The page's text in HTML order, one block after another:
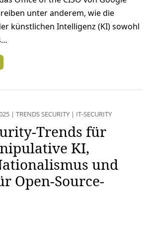
unter anderem, wie die
künstlichen Intelligenz (KI) sowohl
| TRENDS SECURITY | IT-SECURITY
Trends für
KI,
und
Open-Source-